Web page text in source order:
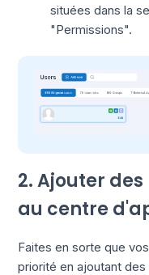
situées dans la
"Permissions".
2. Ajouter
au centre
Faites en sorte que
priorité en ajoutant